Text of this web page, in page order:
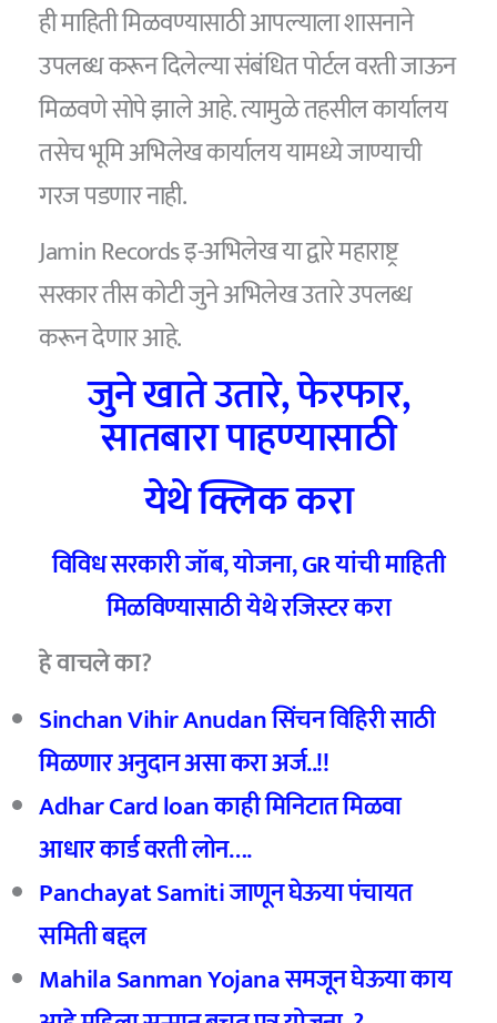
ही माहिती मिळवण्यासाठी आपल्याला शासनाने
उपलब्ध करून दिलेल्या संबंधित पोर्टल वरती जाऊन
मिळवणे सोपे झाले आहे. त्यामुळे तहसील कार्यालय
तसेच भूमि अभिलेख कार्यालय यामध्ये जाण्याची
गरज पडणार नाही.
Jamin Records इ-अभिलेख या द्वारे महाराष्ट्र
सरकार तीस कोटी जुने अभिलेख उतारे उपलब्ध
करून देणार आहे.
जुने खाते उतारे, फेरफार,
सातबारा पाहण्यासाठी
येथे क्लिक करा
विविध सरकारी जॉब,योजना, GRयांची माहिती
मिळविण्यासाठी येथे रजिस्टर करा
हे वाचले का?
Sinchan Vihir Anudan सिंचन विहिरी साठी
मिळणार अनुदान असा करा अर्ज..!!
Adhar Card loan काही मिनिटात मिळवा
आधार कार्ड वरती लोन….
Panchayat Samitiजाणून घेऊया पंचायत
समिती बद्दल
Mahila Sanman Yojanaसमजून घेऊया काय